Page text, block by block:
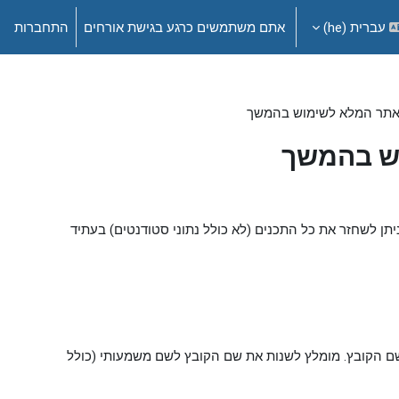
עברית ‎(he)‎ אתם משתמשים כרגע בגישת אורחים התחברות
האתר המלא לשימוש בהמשך
בהמשך
לשחזר את כל התכנים (לא כולל נתוני סטודנטים) בעתיד
הקובץ. מומלץ לשנות את שם הקובץ לשם משמעותי (כולל